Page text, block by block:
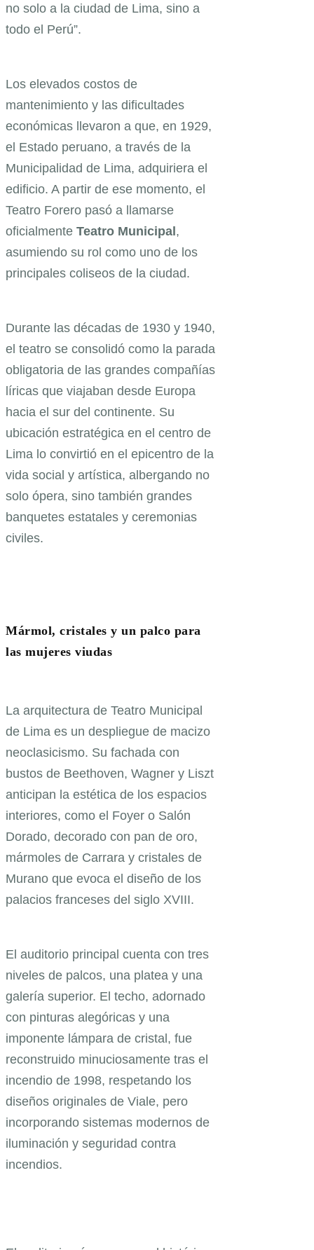
no solo a la ciudad de Lima, sino a
todo el Perú”.
Los elevados costos de
mantenimiento y las dificultades
económicas llevaron a que, en 1929,
el Estado peruano, a través de la
Municipalidad de Lima, adquiriera el
edificio. A partir de ese momento, el
Teatro Forero pasó a llamarse
oficialmente Teatro Municipal ,
asumiendo su rol como uno de los
principales coliseos de la ciudad.
Durante las décadas de 1930 y 1940,
el teatro se consolidó como la parada
obligatoria de las grandes compañías
líricas que viajaban desde Europa
hacia el sur del continente. Su
ubicación estratégica en el centro de
Lima lo convirtió en el epicentro de la
vida social y artística, albergando no
solo ópera, sino también grandes
banquetes estatales y ceremonias
civiles.
Mármol, cristales y un palco para
las mujeres viudas
La arquitectura de Teatro Municipal
de Lima es un despliegue de macizo
neoclasicismo. Su fachada con
bustos de Beethoven, Wagner y Liszt
anticipan la estética de los espacios
interiores, como el Foyer o Salón
Dorado, decorado con pan de oro,
mármoles de Carrara y cristales de
Murano que evoca el diseño de los
palacios franceses del siglo XVIII.
El auditorio principal cuenta con tres
niveles de palcos, una platea y una
galería superior. El techo, adornado
con pinturas alegóricas y una
imponente lámpara de cristal, fue
reconstruido minuciosamente tras el
incendio de 1998, respetando los
diseños originales de Viale, pero
incorporando sistemas modernos de
iluminación y seguridad contra
incendios.